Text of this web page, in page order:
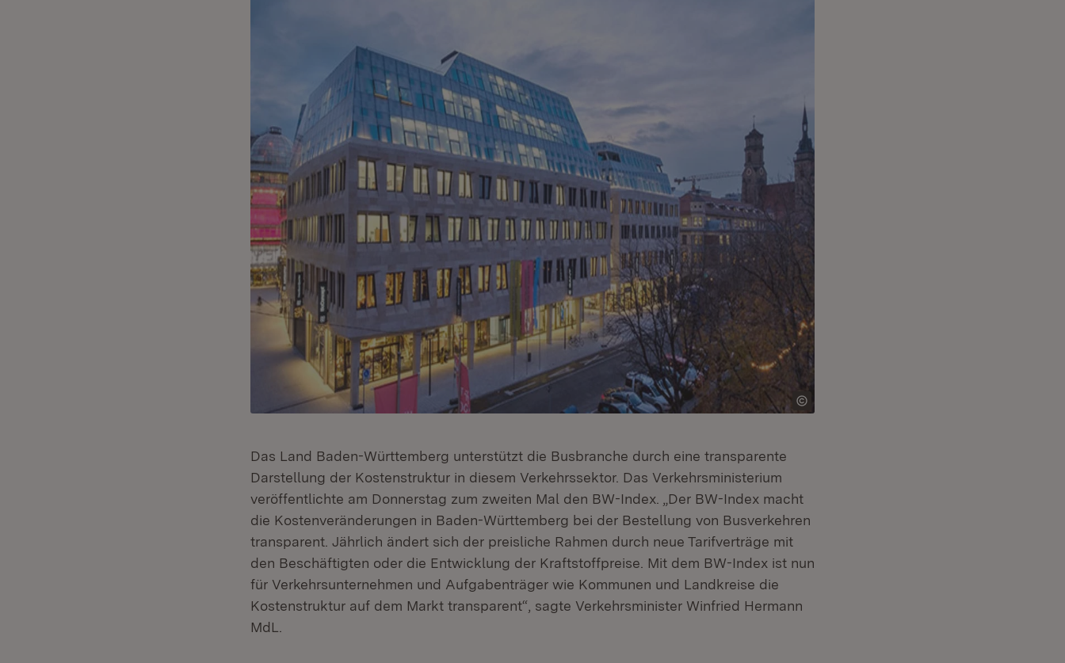
Das Land Baden-Württemberg unterstützt die Busbranche durch eine transparente
Darstellung der Kostenstruktur in diesem Verkehrssektor. Das Verkehrsministerium
veröffentlichte am Donnerstag zum zweiten Mal den BW-Index. „Der BW-Index macht
die Kostenveränderungen in Baden-Württemberg bei der Bestellung von Busverkehren
transparent. Jährlich ändert sich der preisliche Rahmen durch neue Tarifverträge mit
den Beschäftigten oder die Entwicklung der Kraftstoffpreise. Mit dem BW-Index ist nun
für Verkehrsunternehmen und Aufgabenträger wie Kommunen und Landkreise die
Kostenstruktur auf dem Markt transparent“, sagte Verkehrsminister Winfried Hermann
MdL.